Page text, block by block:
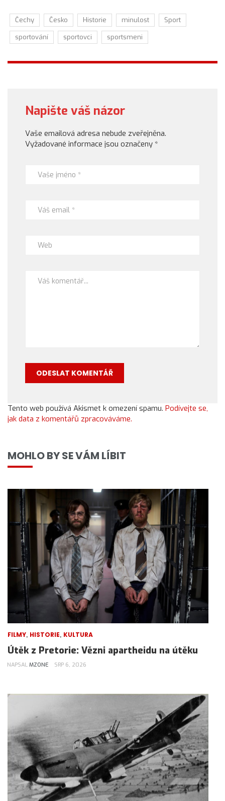
Čechy Česko Historie minulost
Sport
sportování
sportovci sportsmeni
Napište váš názor
Vaše emailová adresa nebude zveřejněna.
Vyžadované informace jsou označeny *
Tento web používá Akismet k omezení spamu. Podívejte se,
jak data z komentářů zpracováváme.
MOHLO BY SE VÁM LÍBIT
FILMY, HISTORIE, KULTURA
Útěk z Pretorie: Vězni apartheidu na útěku
NAPSAL MZONE SRP 6, 2026